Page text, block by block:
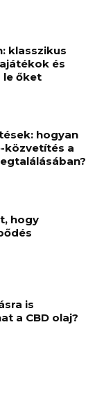
klasszikus
és
le őket
hogyan
közvetítés a
hogy
is
a CBD olaj?